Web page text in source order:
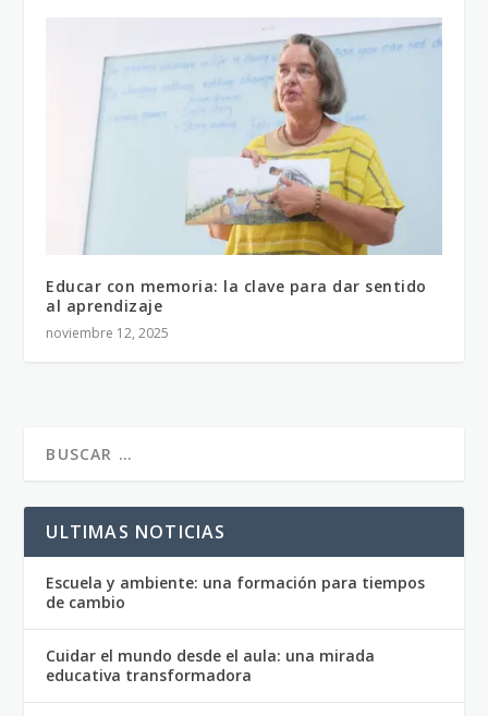
Educar con memoria: la clave para dar sentido
al aprendizaje
noviembre 12, 2025
ULTIMAS NOTICIAS
Escuela y ambiente: una formación para tiempos
de cambio
Cuidar el mundo desde el aula: una mirada
educativa transformadora